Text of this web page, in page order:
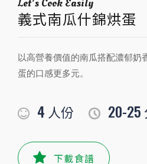
義式南瓜什錦烘蛋
以高營養價值的南瓜搭配濃郁奶
蛋的口感更多元。
4 人份 20-25
下載食譜
蛋的口感更多元。
PREPARATION
準備食材及配料
牛蕃茄